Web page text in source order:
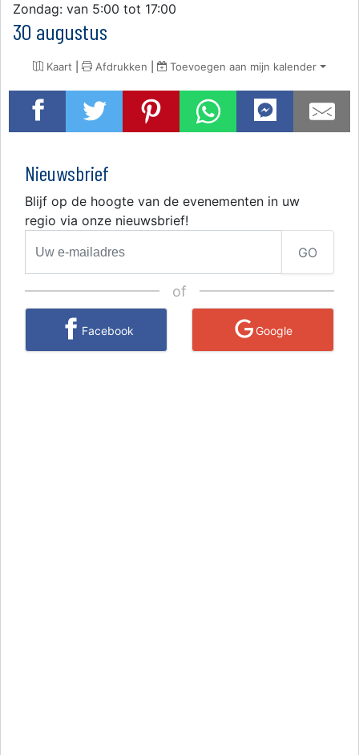
Zondag: van 5:00 tot 17:00
30 augustus
Kaart | Afdrukken | Toevoegen aan mijn kalender
Nieuwsbrief
Blijf op de hoogte van de evenementen in uw
regio via onze nieuwsbrief!
GO
of
Facebook Google